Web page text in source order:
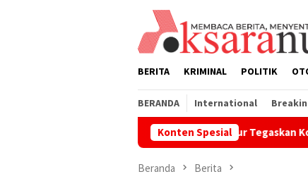
BERITA KRIMINAL POLITIK
BERANDA International
Konten Spesial
Pemkab Luwu Timur Tegaskan Komitmen Penuhi
Beranda Berita